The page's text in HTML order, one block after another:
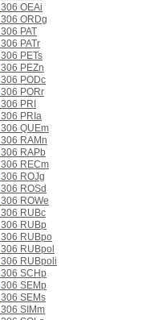
306 OEAi
306 ORDg
306 PAT
306 PATr
306 PETs
306 PEZn
306 PODc
306 PORr
306 PRI
306 PRIa
306 QUEm
306 RAMn
306 RAPb
306 RECm
306 ROJg
306 ROSd
306 ROWe
306 RUBc
306 RUBp
306 RUBpo
306 RUBpol
306 RUBpoli
306 SCHp
306 SEMp
306 SEMs
306 SIMm